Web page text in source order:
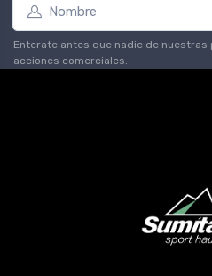
Enterate antes que nadie de
acciones comerciales.